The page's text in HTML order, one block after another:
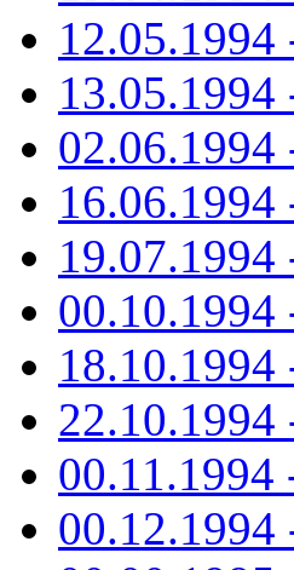
12.05.1994
13.05.1994
02.06.1994
19.07.1994
00.10.1994
18.10.1994
22.10.1994
00.11.1994